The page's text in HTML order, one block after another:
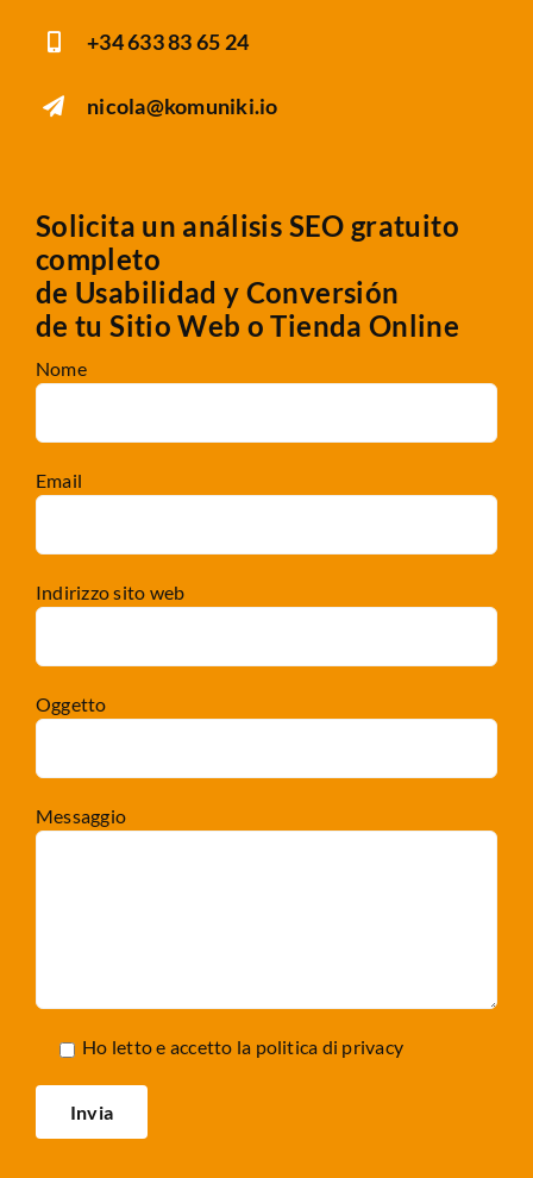
+34 633 83 65 24
nicola@komuniki.io
Solicita un análisis SEO gratuito
completo
de Usabilidad y Conversión
de tu Sitio Web o Tienda Online
Nome
Email
Indirizzo sito web
Oggetto
Messaggio
Ho letto e accetto la politica di privacy